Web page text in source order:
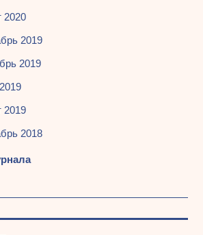
2020
2019
2019
2019
2018